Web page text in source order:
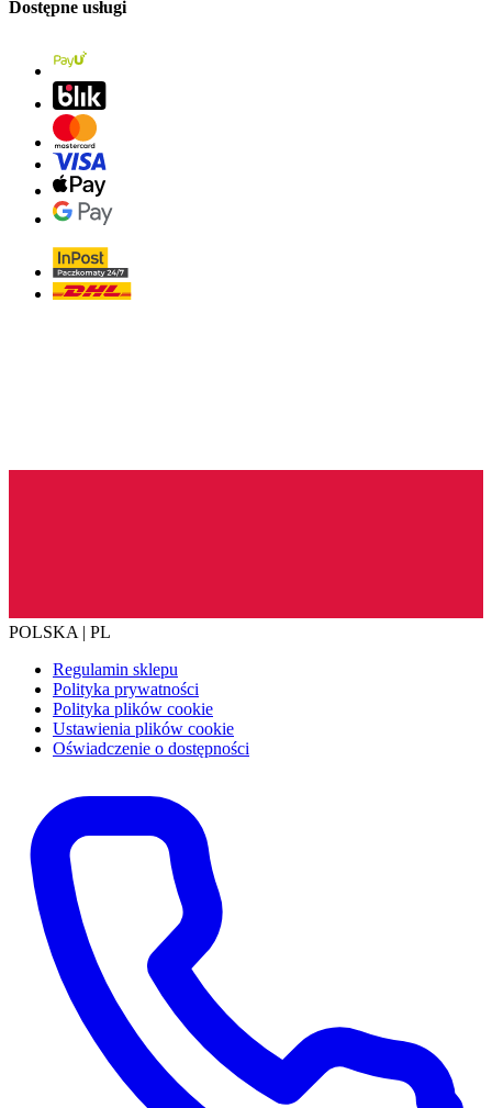
Dostępne usługi
POLSKA | PL
Regulamin sklepu
Polityka prywatności
Polityka plików cookie
Ustawienia plików cookie
Oświadczenie o dostępności